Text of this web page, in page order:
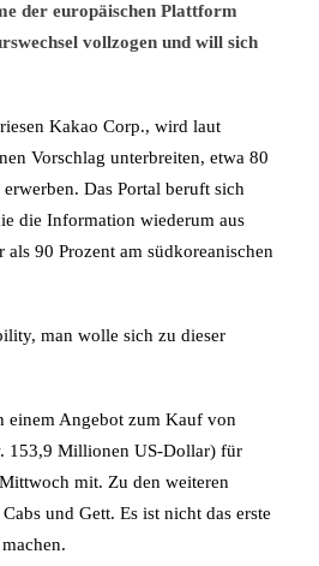
der europäischen Plattform
vollzogen und will sich
Kakao Corp., wird laut
Vorschlag unterbreiten, etwa 80
Das Portal beruft sich
die Information wiederum aus
90 Prozent am südkoreanischen
man wolle sich zu dieser
einem Angebot zum Kauf von
153,9 Millionen US-Dollar) für
mit. Zu den weiteren
und Gett. Es ist nicht das erste